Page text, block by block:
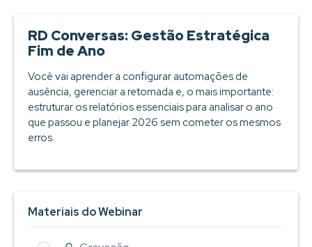
RD Conversas: Gestão Estratégica
Fim de Ano
Você vai aprender a configurar automações de
ausência, gerenciar a retomada e, o mais importante:
estruturar os relatórios essenciais para analisar o ano
que passou e planejar 2026 sem cometer os mesmos
erros.
Materiais do Webinar